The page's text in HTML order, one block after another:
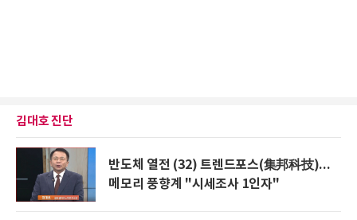
김대호 진단
반도체 열전 (32) 트렌드포스(集邦科技)...
메모리 풍향계 "시세조사 1인자"